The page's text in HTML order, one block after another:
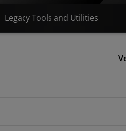
Legacy Tools and Utilities